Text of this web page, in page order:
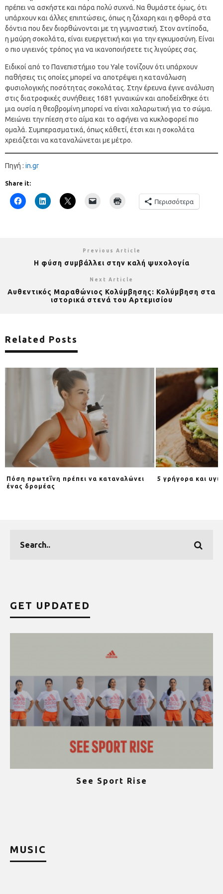
πρέπει να ασκήστε και πάρα πολύ συχνά. Να θυμάστε όμως, ότι
υπάρχουν και άλλες επιπτώσεις, όπως η ζάχαρη και η φθορά στα
δόντια που δεν διορθώνονται με τη γυμναστική. Στον αντίποδα,
η μαύρη σοκολάτα, είναι ευεργετική και για την εγκυμοσύνη. Είναι
ο πιο υγιεινός τρόπος για να ικανοποιήσετε τις λιγούρες σας.
Ειδικοί από το Πανεπιστήμιο του Yale τονίζουν ότι υπάρχουν
παθήσεις τις οποίες μπορεί να αποτρέψει η κατανάλωση
φυσιολογικής ποσότητας σοκολάτας. Στην έρευνα έγινε ανάλυση
στις διατροφικές συνήθειες 1681 γυναικών και αποδείχθηκε ότι
μια ουσία η θεοβρομίνη μπορεί να είναι χαλαρωτική για το σώμα.
Μειώνει την πίεση στο αίμα και το αφήνει να κυκλοφορεί πιο
ομαλά. Συμπερασματικά, όπως κάθετί, έτσι και η σοκολάτα
χρειάζεται να καταναλώνεται με μέτρο.
Πηγή : in.gr
Share it:
Περισσότερα
Previous Article
Η φύση συμβάλλει στην καλή ψυχολογία
Next Article
Αυθεντικός Μαραθώνιος Κολύμβησης: Κολύμβηση στα
ιστορικά στενά του Αρτεμισίου
Related Posts
Πόση πρωτεΐνη πρέπει να καταναλώνει
ένας δρομέας
5 γρήγορα και
GET UPDATED
See Sport Rise
MUSIC